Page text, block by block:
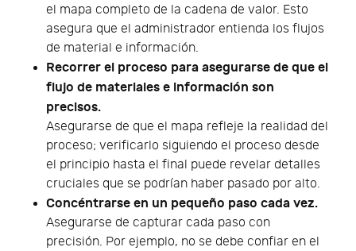
el mapa completo de la cadena de valor. Esto
asegura que el administrador entienda los flujos
de material e información.
Recorrer el proceso para asegurarse de que el
flujo de materiales e información son
precisos.
Asegurarse de que el mapa refleje la realidad del
proceso; verificarlo siguiendo el proceso desde
el principio hasta el final puede revelar detalles
cruciales que se podrían haber pasado por alto.
Concéntrarse en un pequeño paso cada vez.
Asegurarse de capturar cada paso con
precisión. Por ejemplo, no se debe confiar en el